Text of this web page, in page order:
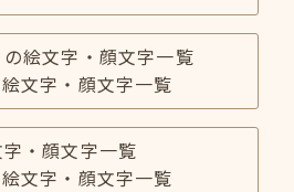
絵文字・顔文字一覧
文字・顔文字一覧
・顔文字一覧
文字・顔文字一覧